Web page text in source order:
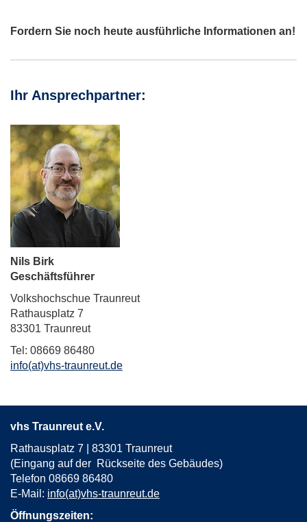
Fordern Sie noch heute ausführliche Informationen an!
Ihr Ansprechpartner:
Nils Birk
Geschäftsführer
Volkshochschue Traunreut
Rathausplatz 7
83301 Traunreut
Tel: 08669 86480
info(at)vhs-traunreut.de
vhs Traunreut e.V.
Rathausplatz 7 | 83301 Traunreut
(Eingang auf der Rückseite des Gebäudes)
Telefon 08669 86480
E-Mail: info(at)vhs-traunreut.de
Öffnungszeiten: